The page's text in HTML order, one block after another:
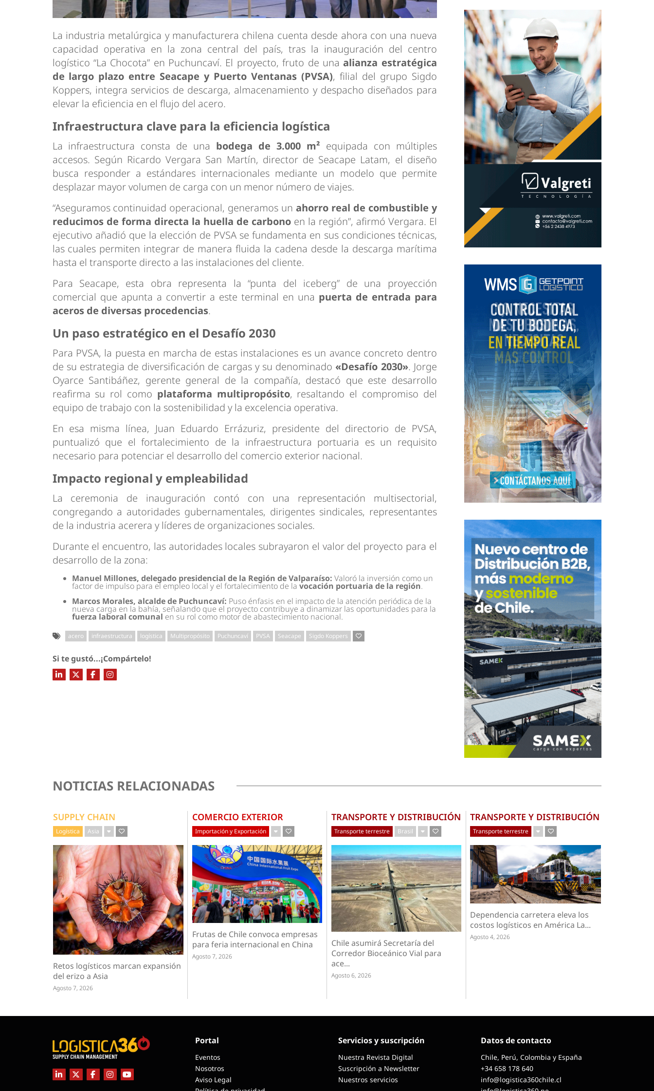
La industria metalúrgica y manufacturera chilena cuenta desde ahora con una nueva
capacidad operativa en la zona central del país, tras la inauguración del centro
logístico “La Chocota” en Puchuncaví. El proyecto, fruto de una alianza estratégica
de largo plazo entre Seacape y Puerto Ventanas (PVSA), filial del grupo Sigdo
Koppers, integra servicios de descarga, almacenamiento y despacho diseñados para
elevar la eficiencia en el flujo del acero.
Infraestructura clave para la eficiencia logística
La infraestructura consta de una bodega de 3.000 m² equipada con múltiples
accesos. Según Ricardo Vergara San Martín, director de Seacape Latam, el diseño
busca responder a estándares internacionales mediante un modelo que permite
desplazar mayor volumen de carga con un menor número de viajes.
“Aseguramos continuidad operacional, generamos un ahorro real de combustible y
reducimos de forma directa la huella de carbonoen la región”, afirmó Vergara. El
ejecutivo añadió que la elección de PVSA se fundamenta en sus condiciones técnicas,
las cuales permiten integrar de manera fluida la cadena desde la descarga marítima
hasta el transporte directo a las instalaciones del cliente.
Para Seacape, esta obra representa la “punta del iceberg” de una proyección
comercial que apunta a convertir a este terminal en una puerta de entrada para
aceros de diversas procedencias.
Un paso estratégico en el Desafío 2030
Para PVSA, la puesta en marcha de estas instalaciones es un avance concreto dentro
de su estrategia de diversificación de cargas y su denominado «Desafío 2030». Jorge
Oyarce Santibáñez, gerente general de la compañía, destacó que este desarrollo
reafirma su rol como plataforma multipropósito, resaltando el compromiso del
equipo de trabajo con la sostenibilidad y la excelencia operativa.
En esa misma línea, Juan Eduardo Errázuriz, presidente del directorio de PVSA,
puntualizó que el fortalecimiento de la infraestructura portuaria es un requisito
necesario para potenciar el desarrollo del comercio exterior nacional.
Impacto regional y empleabilidad
La ceremonia de inauguración contó con una representación multisectorial,
congregando a autoridades gubernamentales, dirigentes sindicales, representantes
de la industria acerera y líderes de organizaciones sociales.
Durante el encuentro, las autoridades locales subrayaron el valor del proyecto para el
desarrollo de la zona:
Manuel Millones, delegado presidencial de la Región de Valparaíso: Valoró la inversión como un
factor de impulso para el empleo local y el fortalecimiento de la vocación portuaria de la región.
Marcos Morales, alcalde de Puchuncaví: Puso énfasis en el impacto de la atención periódica de la
nueva carga en la bahía, señalando que el proyecto contribuye a dinamizar las oportunidades para la
fuerza laboral comunal en su rol como motor de abastecimiento nacional.
acero infraestructura logística Multipropósito Puchuncaví PVSA Seacape Sigdo Koppers
Si te gustó...¡Compártelo!
NOTICIAS RELACIONADAS
SUPPLY CHAIN
Logística Asia
Retos logísticos marcan expansión
del erizo a Asia
Agosto 7, 2026
COMERCIO EXTERIOR
Importación y Exportación
Frutas de Chile convoca empresas
para feria internacional en China
Agosto 7, 2026
TRANSPORTE Y DISTRIBUCIÓN
Transporte terrestre Brasil
Chile asumirá Secretaría del
Corredor Bioceánico Vial para
ace...
Agosto 6, 2026
TRANSPORTE Y DISTRIBUCIÓN
Transporte terrestre
Dependencia carretera eleva los
costos logísticos en América La...
Agosto 4, 2026
Portal
Eventos
Nosotros
Aviso Legal
Servicios y suscripción
Nuestra Revista Digital
Suscripción a Newsletter
Nuestros servicios
Datos de contacto
Chile, Perú, Colombia y España
+34 658 178 640
info@logistica360chile.cl